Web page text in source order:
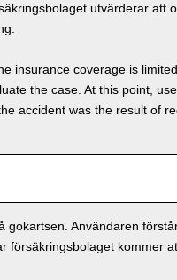
utvärderar att
insurance coverage is
the case. At this point,
accident was the result of
gokartsen. Användaren
försäkringsbolaget kommer